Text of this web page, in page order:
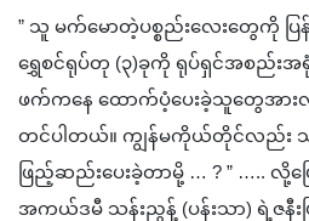
” သူ မက်မောတဲ့ပစ္စည်းလေးတွေကို ပြ
ရွှေစင်ရုပ်တု (၃)ခုကို ရုပ်ရှင်အစည်း
ဖက်ကနေ ထောက်ပံ့ပေးခဲ့သူတွေအားလုံး
တင်ပါတယ်။ ကျွန်မကိုယ်တိုင်လည်း
ဖြည့်ဆည်းပေးခဲ့တာမို့ … ? ” ….. လို့
အကယ်ဒမီ သန်းညွန့် (ပန်းသာ) ရဲ့ဇနီးဖ